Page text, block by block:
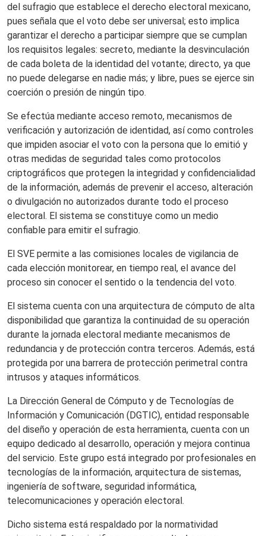
del sufragio que establece el derecho electoral mexicano,
pues señala que el voto debe ser universal; esto implica
garantizar el derecho a participar siempre que se cumplan
los requisitos legales: secreto, mediante la desvinculación
de cada boleta de la identidad del votante; directo, ya que
no puede delegarse en nadie más; y libre, pues se ejerce sin
coerción o presión de ningún tipo.
Se efectúa mediante acceso remoto, mecanismos de
verificación y autorización de identidad, así como controles
que impiden asociar el voto con la persona que lo emitió y
otras medidas de seguridad tales como protocolos
criptográficos que protegen la integridad y confidencialidad
de la información, además de prevenir el acceso, alteración
o divulgación no autorizados durante todo el proceso
electoral. El sistema se constituye como un medio
confiable para emitir el sufragio.
El SVE permite a las comisiones locales de vigilancia de
cada elección monitorear, en tiempo real, el avance del
proceso sin conocer el sentido o la tendencia del voto.
El sistema cuenta con una arquitectura de cómputo de alta
disponibilidad que garantiza la continuidad de su operación
durante la jornada electoral mediante mecanismos de
redundancia y de protección contra terceros. Además, está
protegida por una barrera de protección perimetral contra
intrusos y ataques informáticos.
La Dirección General de Cómputo y de Tecnologías de
Información y Comunicación (DGTIC), entidad responsable
del diseño y operación de esta herramienta, cuenta con un
equipo dedicado al desarrollo, operación y mejora continua
del servicio. Este grupo está integrado por profesionales en
tecnologías de la información, arquitectura de sistemas,
ingeniería de software, seguridad informática,
telecomunicaciones y operación electoral.
Dicho sistema está respaldado por la normatividad